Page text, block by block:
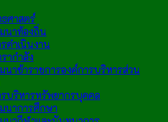
ศาสตร์
นาท้องถิ่น
ดำเนินงาน
ากำลัง
าข้าราชการองค์การบริหารส่วน
บริหารทรัพยากรบุคคล
าการศึกษา